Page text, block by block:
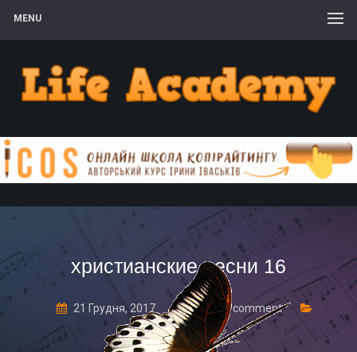
MENU
христианские песни 16
21 Грудня, 2017 Leave a comment